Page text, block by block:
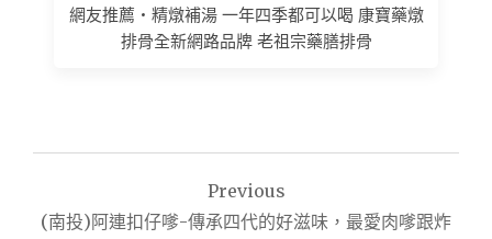
網友推薦 • 精燉補湯 一年四季都可以喝 康寶藥燉
排骨全新網路品牌 老祖宗藥膳排骨
章
Previous
(南投)阿連扣仔嗲-傳承四代的好滋味，最愛肉嗲跟炸